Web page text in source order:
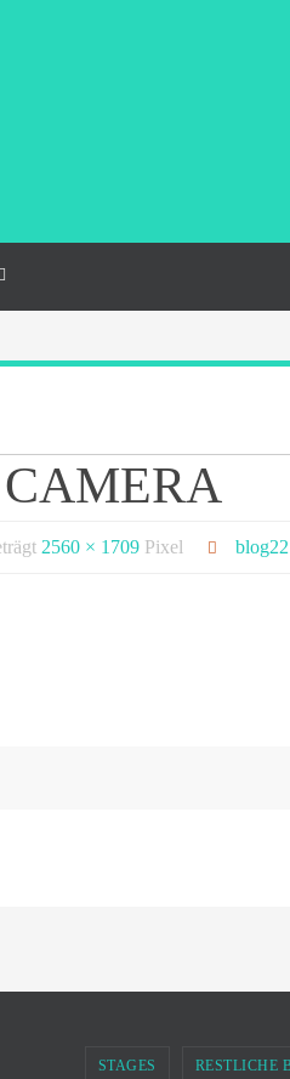
2560 × 1709 Pixel blog22
STAGES RESTLICHE